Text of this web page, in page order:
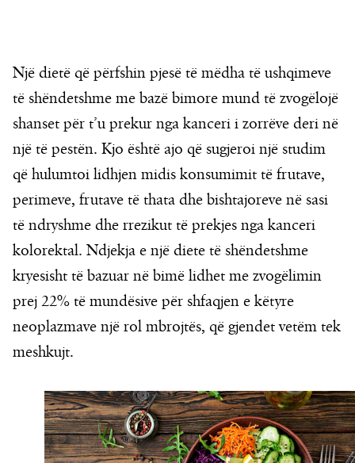
Një dietë që përfshin pjesë të mëdha të ushqimeve
të shëndetshme me bazë bimore mund të zvogëlojë
shanset për t’u prekur nga kanceri i zorrëve deri në
një të pestën. Kjo është ajo që sugjeroi një studim
që hulumtoi lidhjen midis konsumimit të frutave,
perimeve, frutave të thata dhe bishtajoreve në sasi
të ndryshme dhe rrezikut të prekjes nga kanceri
kolorektal. Ndjekja e një diete të shëndetshme
kryesisht të bazuar në bimë lidhet me zvogëlimin
prej 22% të mundësive për shfaqjen e këtyre
neoplazmave një rol mbrojtës, që gjendet vetëm tek
meshkujt.